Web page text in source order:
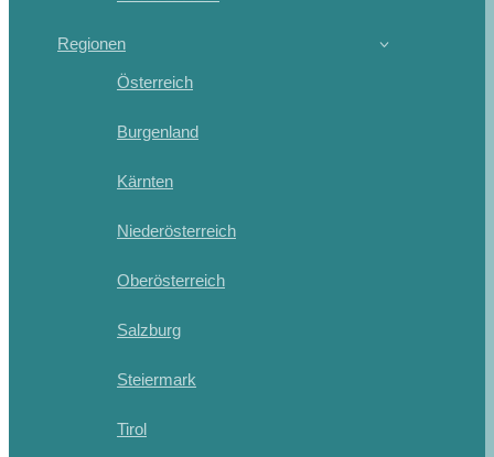
Regionen
Österreich
Burgenland
Kärnten
Niederösterreich
Oberösterreich
Salzburg
Steiermark
Tirol